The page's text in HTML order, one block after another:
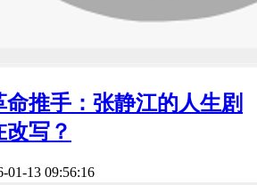
命推手：张静江的人生剧
写？
01-13 09:56:16